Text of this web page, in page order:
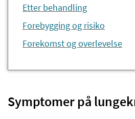
Etter behandling
Forebygging og risiko
Forekomst og overlevelse
Symptomer på